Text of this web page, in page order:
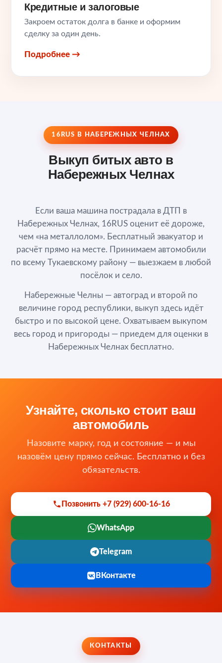
Кредитные и залоговые
Закроем остаток долга в банке и оформим
сделку за один день.
Подробнее →
16RUS В НАБЕРЕЖНЫХ ЧЕЛНАХ
Выкуп битых авто в
Набережных Челнах
Если ваша машина пострадала в ДТП в
Набережных Челнах, 16RUS оценит её дороже,
чем «на металлолом». Бесплатный эвакуатор и
расчёт прямо на месте. Принимаем автомобили
по всему Тукаевскому району — выезжаем в любой
посёлок и село.
Набережные Челны — автоград и второй по
величине город республики, выкуп здесь идёт
быстро и по высокой цене. Охватываем выкупом
весь город и пригороды — приедем для оценки в
Набережных Челнах бесплатно.
Узнайте, сколько стоит ваш
автомобиль
Назовите марку, год и состояние — и мы
назовём цену прямо сейчас. Бесплатно и без
обязательств.
Позвонить +7 (929) 600-16-16
WhatsApp
Telegram
ВКонтакте
КОНТАКТЫ